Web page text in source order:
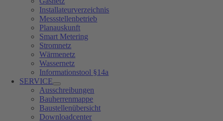
Installateurverzeichnis
Messstellenbetrieb
Planauskunft
Smart Metering
Stromnetz
Wärmenetz
Wassernetz
Informationstool §14a
SERVICE
Ausschreibungen
Bauherrenmappe
Baustellenübersicht
Downloadcenter